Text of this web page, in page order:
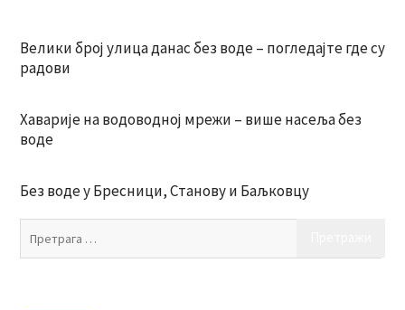
Велики број улица данас без воде – погледајте где су
радови
Хаварије на водоводној мрежи – више насеља без
воде
Без воде у Бресници, Станову и Баљковцу